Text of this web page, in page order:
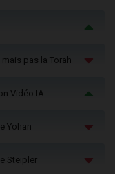
pas la Torah
Vidéo IA
Yohan
Steipler